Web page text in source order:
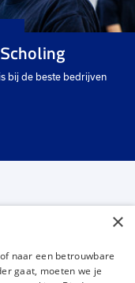
bij de beste bedrijven
×
naar een betrouwbare
gaat, moeten we je